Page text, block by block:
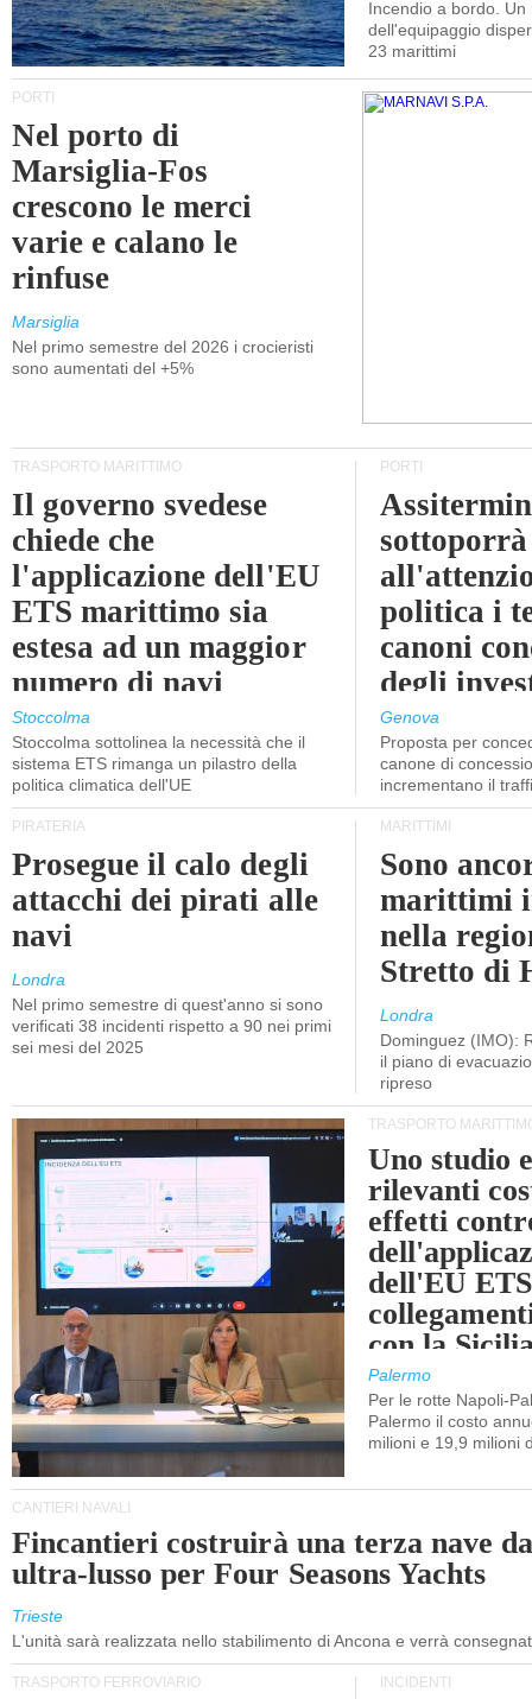
Incendio a bordo. Un
dell'equipaggio
23 marittimi
PORTI
Nel porto di
Marsiglia-Fos
crescono le merci
varie e calano le
rinfuse
Marsiglia
Nel primo semestre del 2026 i crocieristi
sono aumentati del +5%
TRASPORTO MARITTIMO
Il governo svedese
chiede che
l'applicazione dell'EU
ETS marittimo sia
estesa ad un maggior
numero di navi
Stoccolma
Stoccolma sottolinea la necessità che il
sistema ETS rimanga un pilastro della
politica climatica dell'UE
PORTI
sottoporrà
politica i
canoni
degli
Genova
Proposta per
canone di
incrementano il
PIRATERIA
Prosegue il calo degli
attacchi dei pirati alle
navi
Londra
Nel primo semestre di quest'anno si sono
verificati 38 incidenti rispetto a 90 nei primi
sei mesi del 2025
MARITTIMI
Sono
marittimi
nella
Stretto di
Londra
Dominguez (IMO):
il piano di
ripreso
TRASPORTO
Uno studio
rilevanti
effetti
dell'EU
con la
Palermo
Per le rotte Napoli-
Palermo il costo
milioni e 19,9 milioni
CANTIERI NAVALI
Fincantieri costruirà una terza nave
ultra-lusso per Four Seasons Yachts
Trieste
L'unità sarà realizzata nello stabilimento di Ancona e verrà
TRASPORTO FERROVIARIO INCIDENTI